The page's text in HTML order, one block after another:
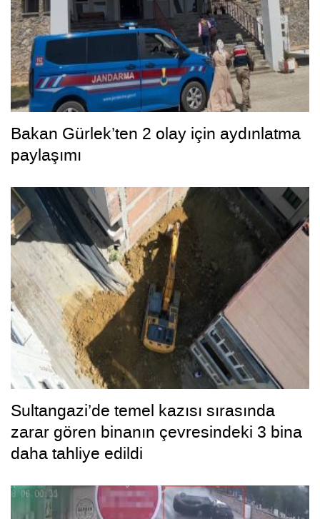
Bakan Gürlek’ten 2 olay için aydınlatma
paylaşımı
Sultangazi’de temel kazısı sırasında
zarar gören binanın çevresindeki 3 bina
daha tahliye edildi